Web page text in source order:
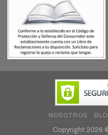
NOSOTROS
Copyright 2026